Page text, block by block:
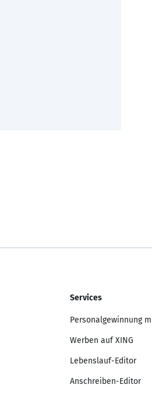
Services
Personalgewinnung
Werben auf XING
Lebenslauf-Editor
Anschreiben-Editor